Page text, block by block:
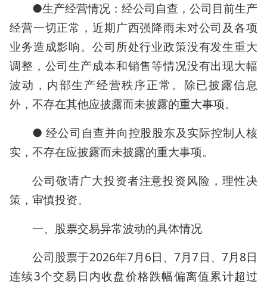
●生产经营情况：经公司自查，公司目前生产
经营一切正常，近期广西强降雨未对公司及各项
业务造成影响。公司所处行业政策没有发生重大
调整，公司生产成本和销售等情况没有出现大幅
波动，内部生产经营秩序正常。除已披露信息
外，不存在其他应披露而未披露的重大事项。
● 经公司自查并向控股股东及实际控制人核
实，不存在应披露而未披露的重大事项。
公司敬请广大投资者注意投资风险，理性决
策，审慎投资。
一、股票交易异常波动的具体情况
公司股票于2026年7月6日、7月7日、7月8日
连续3个交易日内收盘价格跌幅偏离值累计超过